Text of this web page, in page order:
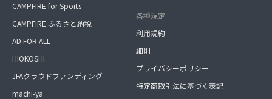
CAMPFIRE for Sports
CAMPFIRE ふるさと納税
AD FOR ALL
HIOKOSHI
JFAクラウドファンディング
machi-ya
各種規定
利用規約
細則
プライバシーポリシー
特定商取引法に基づく表記